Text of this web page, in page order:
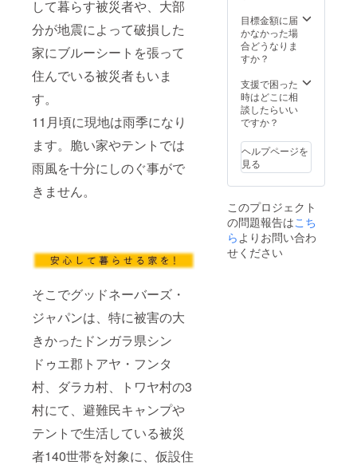
して暮らす被災者や、大部
分が地震によって破損した
家にブルーシートを張って
住んでいる被災者もいま
す。
11月頃に現地は雨季になり
ます。脆い家やテントでは
雨風を十分にしのぐ事がで
きません。
そこでグッドネーバーズ・
ジャパンは、特に被害の大
きかったドンガラ県シン
ドゥエ郡トアヤ・フンタ
村、ダラカ村、トワヤ村の3
村にて、避難民キャンプや
テントで生活している被災
者140世帯を対象に、仮設住
ない場
合は、
お手数
を備考
欄にご
記入く
ださ
目標金額に届
かなかった場
合どうなりま
すか？
支援で困った
時はどこに相
談したらいい
ですか？
ヘルプページを
見る
このプロジェクト
の問題報告はこち
らよりお問い合わ
せください